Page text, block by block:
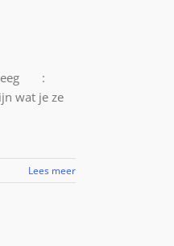
:
wat je ze
Lees meer